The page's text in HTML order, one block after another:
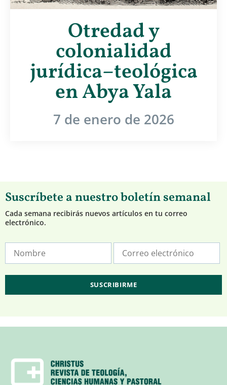
Otredad y
colonialidad
jurídica–teológica
en Abya Yala
7 de enero de 2026
Suscríbete a nuestro boletín semanal
Cada semana recibirás nuevos artículos en tu correo
electrónico.